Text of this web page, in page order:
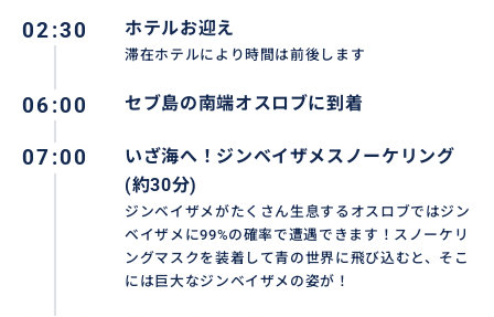
02:30 ホテルお迎え
滞在ホテルにより時間は前後します
06:00 セブ島の南端オスロブに到着
07:00
いざ海へ！ジンベイザメスノーケリング
(約30分)
ジンベイザメがたくさん生息するオスロブではジン
ベイザメに99%の確率で遭遇できます！スノーケリ
ングマスクを装着して青の世界に飛び込むと、そこ
には巨大なジンベイザメの姿が！